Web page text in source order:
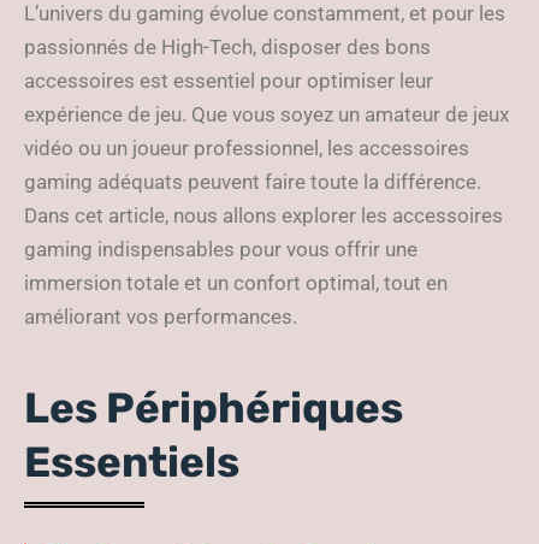
L’univers du gaming évolue constamment, et pour les
passionnés de High-Tech, disposer des bons
accessoires est essentiel pour optimiser leur
expérience de jeu. Que vous soyez un amateur de jeux
vidéo ou un joueur professionnel, les accessoires
gaming adéquats peuvent faire toute la différence.
Dans cet article, nous allons explorer les accessoires
gaming indispensables pour vous offrir une
immersion totale et un confort optimal, tout en
améliorant vos performances.
Les Périphériques
Essentiels